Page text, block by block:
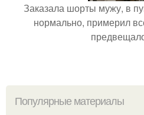
Заказала шорты мужу, в
нормально, примерил
Популярные материалы